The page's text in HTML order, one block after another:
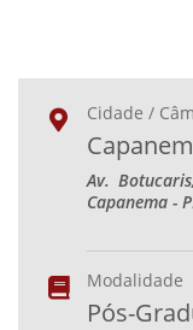
Cidade /
Av.
Capanema -
Modalidade
Pós-